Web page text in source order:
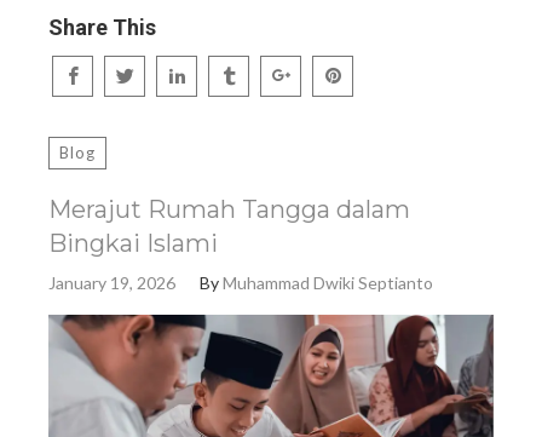
Share This
Blog
Merajut Rumah Tangga dalam
Bingkai Islami
January 19, 2026 ByMuhammad Dwiki Septianto